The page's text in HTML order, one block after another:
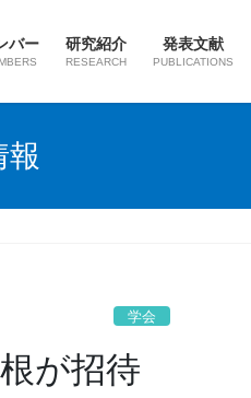
バー 研究紹介
RESEARCH
発表文献
PUBLICATIONS
報
学会
が招待